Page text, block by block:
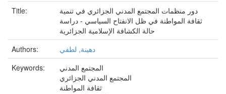
Title:
دور منظمات المجتمع المدني الجزائري في تنمية
ثقافة المواطنة في ظل الانفتاح السياسي - دراسة
حالة الكشافة الإسلامية الجزائرية
Authors:
دهينة, لطفي
Keywords:
المجتمع المدني
المجتمع المدني الجزائري
ثقافة المواطنة